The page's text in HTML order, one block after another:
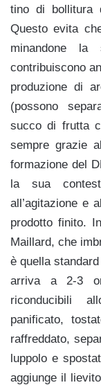
tino di bollitura
Questo evita
minandone la
contribuiscono
produzione di
(possono
succo di frutta
sempre grazie
formazione del
la sua
all’agitazione e
prodotto finito.
Maillard, che
è quella
arriva a 2-3
riconducibili
panificato,
raffreddato,
luppolo e
aggiunge il